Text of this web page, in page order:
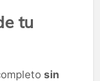
tu
sin